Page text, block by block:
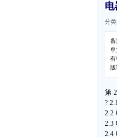
电
分类
备
版
第
?
2.2
2.3
2.4